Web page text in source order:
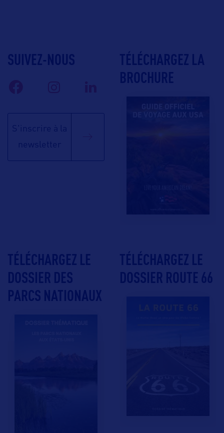
SUIVEZ-NOUS
S'inscrire à la
newsletter
TÉLÉCHARGEZ LA
BROCHURE
TÉLÉCHARGEZ LE
DOSSIER DES
PARCS NATIONAUX
TÉLÉCHARGEZ LE
DOSSIER ROUTE 66